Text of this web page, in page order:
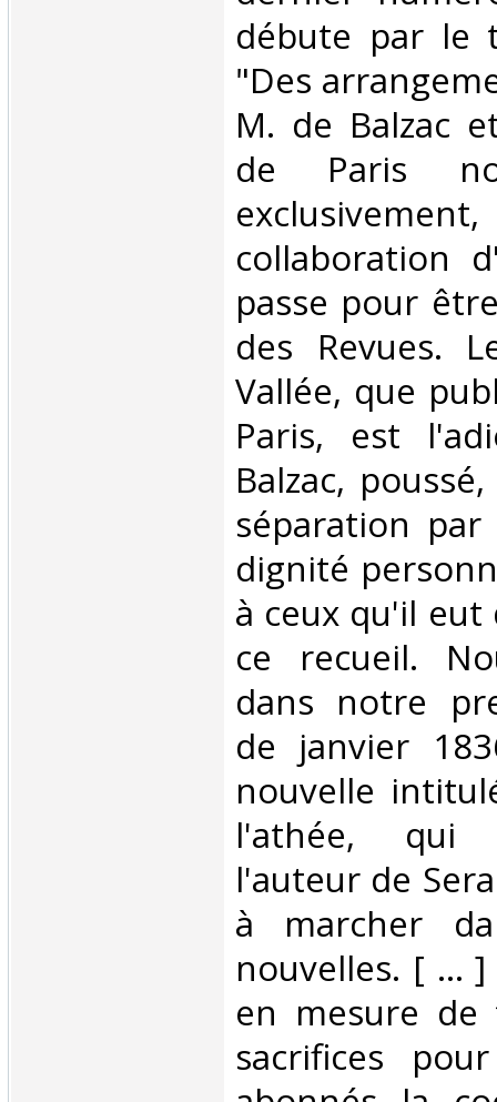
débute par le
"Des
M. de Balzac
de Paris
collaboration
passe pour
des Revues.
Vallée, que
Paris, est
Balzac,
séparation
dignité
à ceux qu'il
ce recueil.
dans notre
de janvier
nouvelle
l'athée, qui
l'auteur de
à marcher
nouvelles. [ ...
en mesure de
sacrifices